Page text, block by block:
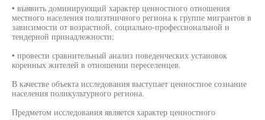
• выявить доминирующий характер ценностного отношения
местного населения полизтничного региона к группе мигрантов в
зависимости от возрастной, социально-профессиональной и
тендерной принадлежности;
• провести сравнительный анализ поведенческих установок
коренных жителей в отношении переселенцев.
В качестве объекта исследования выступает ценностное сознание
населения поликультурного региона.
Предметом исследования является характер ценностного